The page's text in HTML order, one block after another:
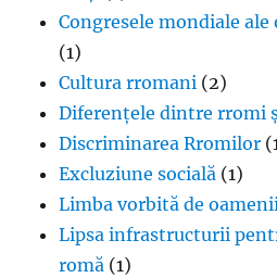
Congresele mondiale
(1)
Cultura rromani (2)
Diferențele dintre rromi
Discriminarea Rromilor
Excluziune socială (1)
Limba vorbită de
Lipsa infrastructurii
romă (1)